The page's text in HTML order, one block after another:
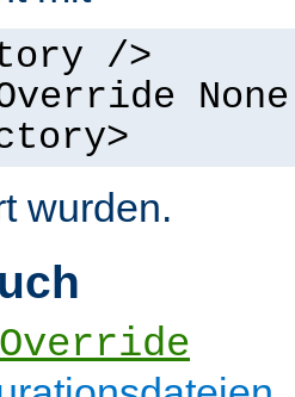
/>
None
wurden.